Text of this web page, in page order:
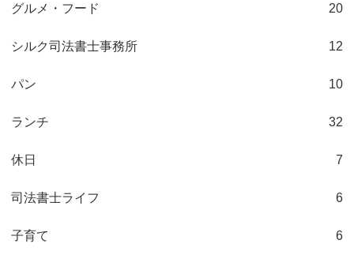
グルメ・フード 20
シルク司法書士事務所 12
パン 10
ランチ 32
休日 7
司法書士ライフ 6
子育て 6